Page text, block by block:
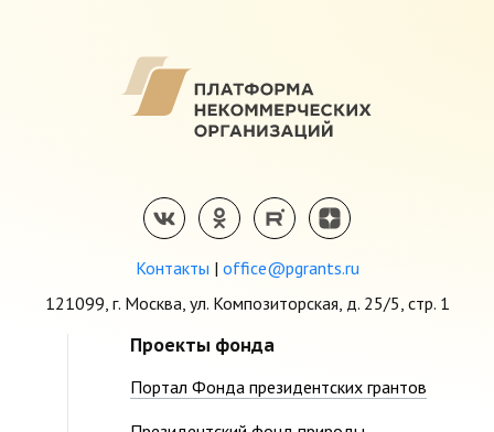
Контакты | office@pgrants.ru
121099, г. Москва, ул. Композиторская, д. 25/5, стр. 1
Проекты фонда
Портал Фонда президентских грантов